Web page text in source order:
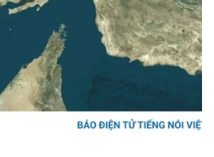
Quân sự - Quốc phòng
Vũ khí
Việt Nam